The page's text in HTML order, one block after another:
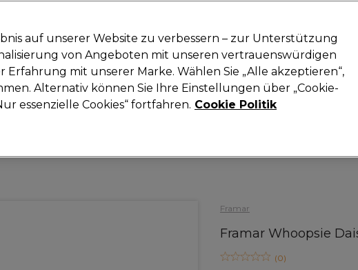
Saloneinrichtung Kosmetik Herrenfriseur Inspiration
Framar
Framar Whoopsie
(0)
auf unserer Website zu verbessern – zur Unterstützung
von Angeboten mit unseren vertrauenswürdigen
mit unserer Marke. Wählen Sie „Alle akzeptieren“,
Alternativ können Sie Ihre Einstellungen über „Cookie-
essenzielle Cookies“ fortfahren. Cookie Politik